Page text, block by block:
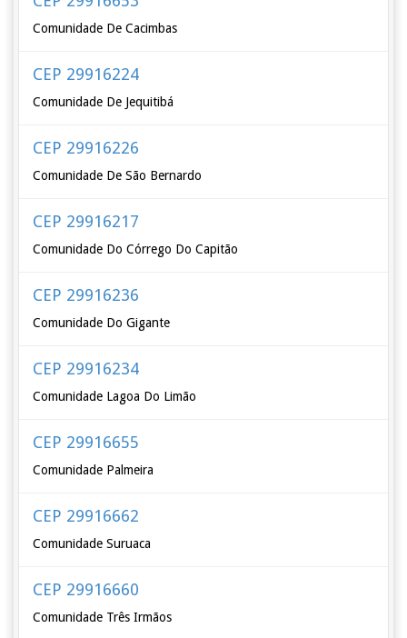
Comunidade De Cacimbas
CEP 29916224
Comunidade De Jequitibá
CEP 29916226
Comunidade De São Bernardo
CEP 29916217
Comunidade Do Córrego Do Capitão
CEP 29916236
Comunidade Do Gigante
CEP 29916234
Comunidade Lagoa Do Limão
CEP 29916655
Comunidade Palmeira
CEP 29916662
Comunidade Suruaca
CEP 29916660
Comunidade Três Irmãos